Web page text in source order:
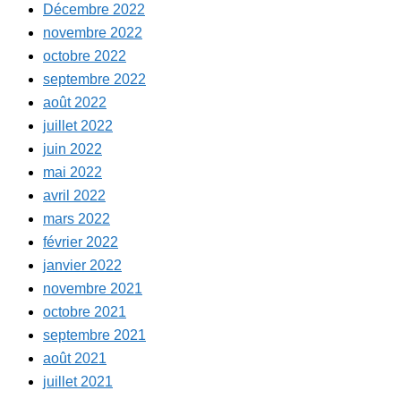
Décembre 2022
novembre 2022
octobre 2022
septembre 2022
août 2022
juillet 2022
juin 2022
mai 2022
avril 2022
mars 2022
février 2022
janvier 2022
novembre 2021
octobre 2021
septembre 2021
août 2021
juillet 2021